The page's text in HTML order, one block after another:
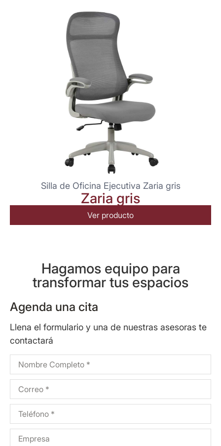
Silla de Oficina Ejecutiva Zaria gris
Zaria gris
Ver producto
Hagamos equipo para
transformar tus espacios
Agenda una cita
Llena el formulario y una de nuestras asesoras te
contactará